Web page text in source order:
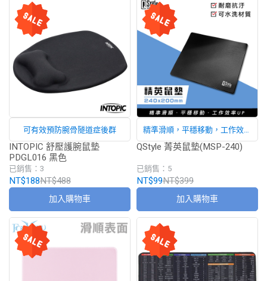
可有效預防腕骨隧道症後群
INTOPIC 舒壓護腕鼠墊
PDGL016 黑色
已銷售：3
NT$188NT$488
加入購物車
精準滑順，平穩移動，工作效率
UP！
QStyle 菁英鼠墊(MSP-240)
已銷售：5
NT$99NT$399
加入購物車